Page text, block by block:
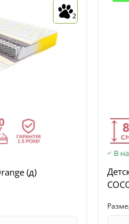
2
(д)
В